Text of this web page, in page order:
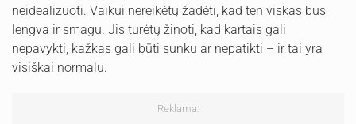
neidealizuoti. Vaikui nereikėtų žadėti, kad ten viskas bus
lengva ir smagu. Jis turėtų žinoti, kad kartais gali
nepavykti, kažkas gali būti sunku ar nepatikti – ir tai yra
visiškai normalu.
Reklama: